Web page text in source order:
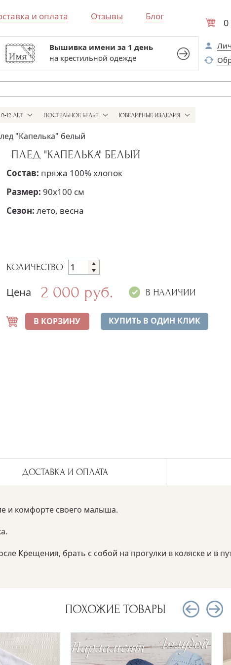
и оплата Отзывы Блог
Все для выписки и крестин
в одном магазине
Вышивка имени за 1 день
на крестильной одежде
12 ЛЕТ ПОСТЕЛЬНОЕ БЕЛЬЕ ЮВЕЛИРНЫЕ ИЗДЕЛИЯ
"Капелька" белый
ПЛЕД "КАПЕЛЬКА" БЕЛЫЙ
Состав: пряжа 100% хлопок
Размер: 90х100 см
Сезон: лето, весна
КОЛИЧЕСТВО
Цена 2 000 руб. В НАЛИЧИИ
В КОРЗИНУ КУПИТЬ В ОДИН КЛИК
ДОСТАВКА И ОПЛАТА
и комфорте своего малыша.
Крещения, брать с собой на прогулки в коляске и в
ПОХОЖИЕ ТОВАРЫ